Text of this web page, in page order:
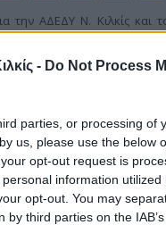
- Do Not Process
parties, or processing of
us, please use the below
opt-out request is
information
opt-out. You may
third parties on the
την ΑΔΕΔΥ Ν. Κιλκίς και
ΑΔΕΔΥ, με τους δημοτικούς
που συμμετείχαν στην